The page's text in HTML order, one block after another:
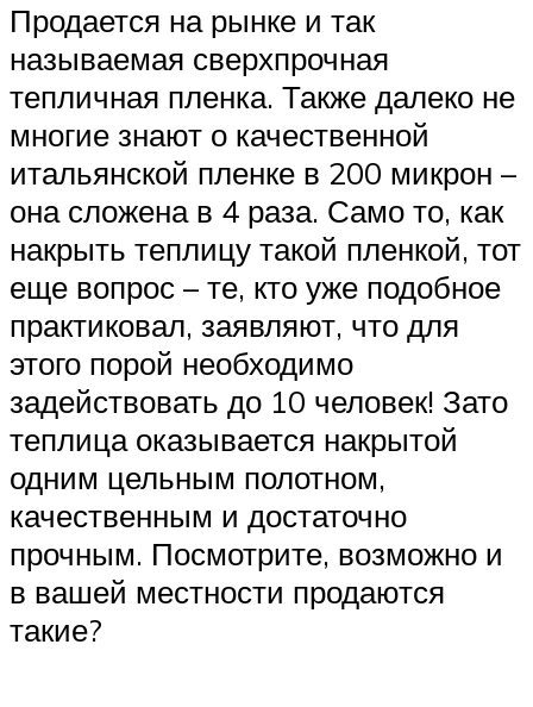
Продается на рынке и так
называемая сверхпрочная
тепличная пленка. Также далеко не
многие знают о качественной
итальянской пленке в 200 микрон –
она сложена в 4 раза. Само то, как
накрыть теплицу такой пленкой, тот
еще вопрос – те, кто уже подобное
практиковал, заявляют, что для
этого порой необходимо
задействовать до 10 человек! Зато
теплица оказывается накрытой
одним цельным полотном,
качественным и достаточно
прочным. Посмотрите, возможно и
в вашей местности продаются
такие?